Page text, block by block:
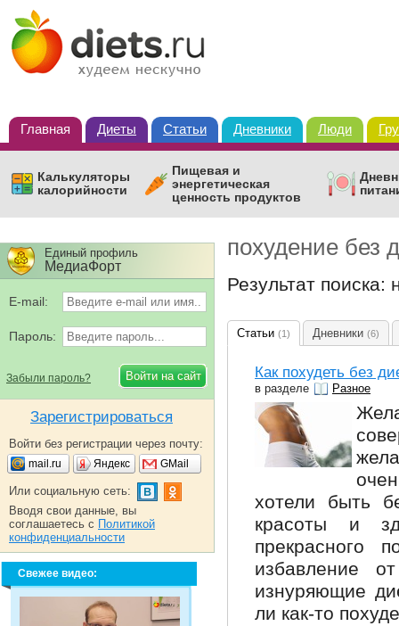
Главная Диеты Статьи Дневники Люди
Калькуляторы
калорийности
Пищевая и
энергетическая
ценность продуктов
похудение без
Результат
Статьи (1) Дневники (6)
Как похудеть без
в разделе Разное
хотели быть
красоты и
прекрасного
избавление
изнуряющие
ли как-то
Единый профиль
МедиаФорт
E-mail:
Пароль:
Забыли пароль?
Зарегистрироваться
Войти без регистрации через почту:
mail.ru Яндекс GMail
Или социальную сеть:
Вводя свои данные, вы
соглашаетесь с Политикой
конфиденциальности
Свежее видео: